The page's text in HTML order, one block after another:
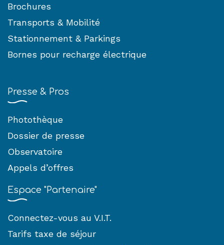
Brochures
Transports & Mobilité
Stationnement & Parkings
Bornes pour recharge électrique
Presse & Pros
Photothèque
Dossier de presse
Observatoire
Appels d’offres
Espace "Partenaire"
Connectez-vous au V.I.T.
Tarifs taxe de séjour